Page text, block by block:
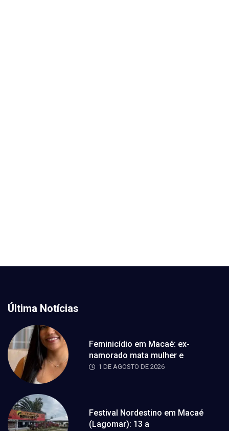
Última Notícias
Feminicídio em Macaé: ex-
namorado mata mulher e
1 DE AGOSTO DE 2026
Festival Nordestino em Macaé
(Lagomar): 13 a